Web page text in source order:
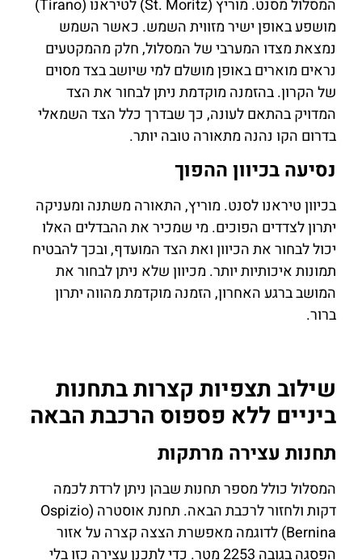
המסלול מסנט. מוריץ (St. Moritz) לטיראנו (Tirano)
מושפע באופן ישיר מזווית השמש. כאשר השמש
נמצאת מצדו המערבי של המסלול, חלק מהמקטעים
נראים מוארים באופן מושלם למי שיושב בצד מסוים
של הקרון. בהזמנה מוקדמת ניתן לבחור את הצד
המדויק בהתאם לעונה, כך שבדרך כלל הצד השמאלי
בדרום הקו נהנה מתאורה טובה יותר.
נסיעה בכיוון ההפוך
בכיוון טיראנו לסנט. מוריץ, התאורה משתנה ומעניקה
יתרון לצדדים הפוכים. מי שמכיר את ההבדלים האלו
יכול לבחור את הכיוון ואת הצד המועדף, ובכך להבטיח
תמונות איכותיות יותר. מכיוון שלא ניתן לבחור את
המושב ברגע האחרון, הזמנה מוקדמת מהווה יתרון
ברור.
שילוב תצפיות קצרות בתחנות
ביניים ללא פספוס הרכבת הבאה
תחנות עצירה מרתקות
המסלול כולל מספר תחנות שבהן ניתן לרדת לכמה
דקות ולחזור לרכבת הבאה. תחנת אוסטרה (Ospizio
Bernina) לדוגמה מאפשרת הצצה קצרה על אזור
הפסגה בגובה 2253 מטר. כדי לתכנן עצירה כזו בלי